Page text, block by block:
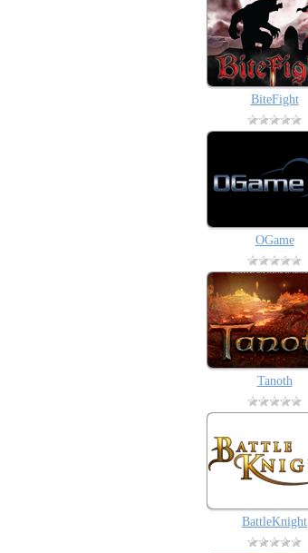
BiteFight
OGame
Tanoth
BattleKnight